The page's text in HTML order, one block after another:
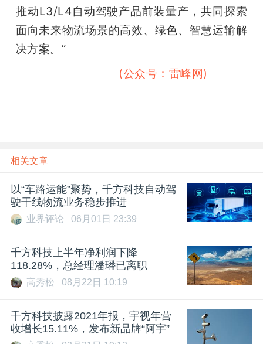
推动L3/L4自动驾驶产品前装量产，共同探索
面向未来物流场景的高效、绿色、智慧运输解
决方案。”
(公众号：雷峰网)
相关文章
以“车路运能”聚势，千方科技自动驾
驶干线物流业务稳步推进
业界评论 06月01日 23:39
千方科技上半年净利润下降
118.28%，总经理潘璠已离职
高秀松 08月22日 10:19
千方科技披露2021年报，宇视年营
收增长15.11%，发布新品牌“阿宇”